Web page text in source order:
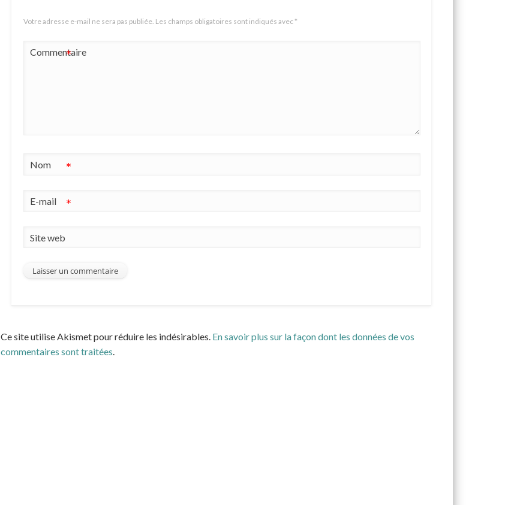
Votre adresse e-mail ne sera pas publiée. Les champs obligatoires sont indiqués avec*
Commentaire
*
Nom *
E-mail *
Site web
Ce site utilise Akismet pour réduire les indésirables. En savoir plus sur la façon dont les données de vos
commentaires sont traitées.